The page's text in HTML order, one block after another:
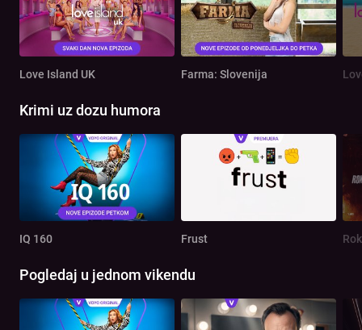
Love Island UK Farma: Slovenija
Krimi uz dozu humora
IQ 160 Frust
Pogledaj u jednom vikendu